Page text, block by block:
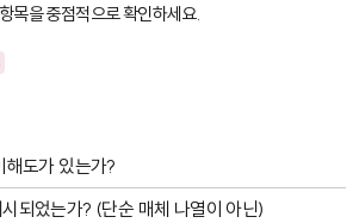
목을 중점적으로 확인하세요.
해도가 있는가?
되었는가? (단순 매체 나열이 아닌)